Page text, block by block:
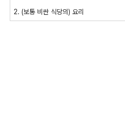
2. (보통 비싼 식당의) 요리